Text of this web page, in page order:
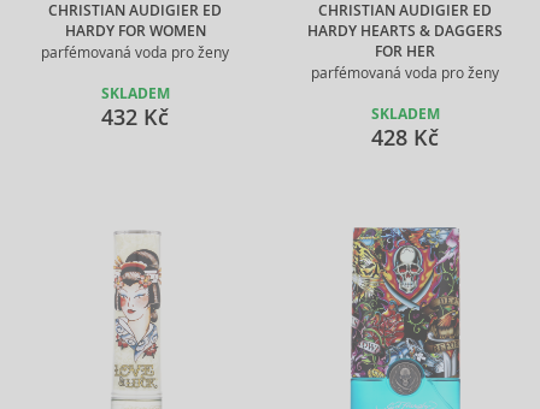
CHRISTIAN AUDIGIER ED
HARDY FOR WOMEN
parfémovaná voda pro ženy
SKLADEM
432 Kč
CHRISTIAN AUDIGIER ED
HARDY HEARTS & DAGGERS
FOR HER
parfémovaná voda pro ženy
SKLADEM
428 Kč